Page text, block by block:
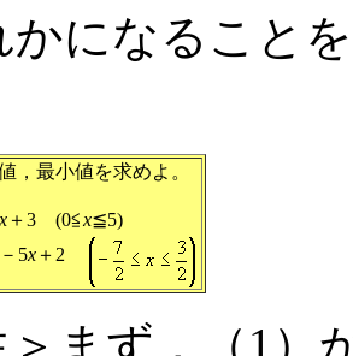
かになること
最小値を求めよ。
x＋3 (0≦x≦5)
－5x＋2
まず，（1）